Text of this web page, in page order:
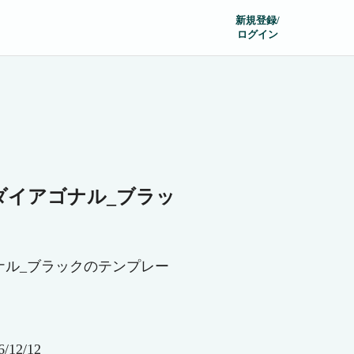
新規登録/
ログイン
イアゴナル_ブラッ
_ブラックのテンプレー
12/12